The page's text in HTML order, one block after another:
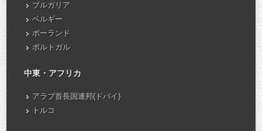
ブルガリア
ベルギー
ポーランド
ポルトガル
中東・アフリカ
アラブ首長国連邦(ドバイ)
トルコ